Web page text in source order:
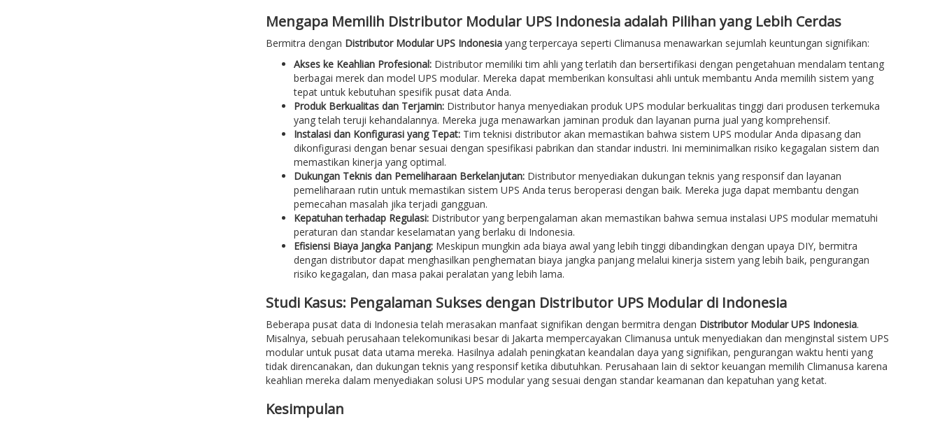
Mengapa Memilih Distributor Modular UPS Indonesia adalah Pilihan yang Lebih Cerdas
Bermitra dengan Distributor Modular UPS Indonesiayang terpercaya seperti Climanusa menawarkan sejumlah keuntungan signifikan:
Akses ke Keahlian Profesional:Distributor memiliki tim ahli yang terlatih dan bersertifikasi dengan pengetahuan mendalam tentang
berbagai merek dan model UPS modular. Mereka dapat memberikan konsultasi ahli untuk membantu Anda memilih sistem yang
tepat untuk kebutuhan spesifik pusat data Anda.
Produk Berkualitas dan Terjamin:Distributor hanya menyediakan produk UPS modular berkualitas tinggi dari produsen terkemuka
yang telah teruji kehandalannya. Mereka juga menawarkan jaminan produk dan layanan purna jual yang komprehensif.
Instalasi dan Konfigurasi yang Tepat:Tim teknisi distributor akan memastikan bahwa sistem UPS modular Anda dipasang dan
dikonfigurasi dengan benar sesuai dengan spesifikasi pabrikan dan standar industri. Ini meminimalkan risiko kegagalan sistem dan
memastikan kinerja yang optimal.
Dukungan Teknis dan Pemeliharaan Berkelanjutan:Distributor menyediakan dukungan teknis yang responsif dan layanan
pemeliharaan rutin untuk memastikan sistem UPS Anda terus beroperasi dengan baik. Mereka juga dapat membantu dengan
pemecahan masalah jika terjadi gangguan.
Kepatuhan terhadap Regulasi:Distributor yang berpengalaman akan memastikan bahwa semua instalasi UPS modular mematuhi
peraturan dan standar keselamatan yang berlaku di Indonesia.
Efisiensi Biaya Jangka Panjang:Meskipun mungkin ada biaya awal yang lebih tinggi dibandingkan dengan upaya DIY, bermitra
dengan distributor dapat menghasilkan penghematan biaya jangka panjang melalui kinerja sistem yang lebih baik, pengurangan
risiko kegagalan, dan masa pakai peralatan yang lebih lama.
Studi Kasus: Pengalaman Sukses dengan Distributor UPS Modular di Indonesia
Beberapa pusat data di Indonesia telah merasakan manfaat signifikan dengan bermitra dengan Distributor Modular UPS Indonesia.
Misalnya, sebuah perusahaan telekomunikasi besar di Jakarta mempercayakan Climanusa untuk menyediakan dan menginstal sistem UPS
modular untuk pusat data utama mereka. Hasilnya adalah peningkatan keandalan daya yang signifikan, pengurangan waktu henti yang
tidak direncanakan, dan dukungan teknis yang responsif ketika dibutuhkan. Perusahaan lain di sektor keuangan memilih Climanusa karena
keahlian mereka dalam menyediakan solusi UPS modular yang sesuai dengan standar keamanan dan kepatuhan yang ketat.
Kesimpulan